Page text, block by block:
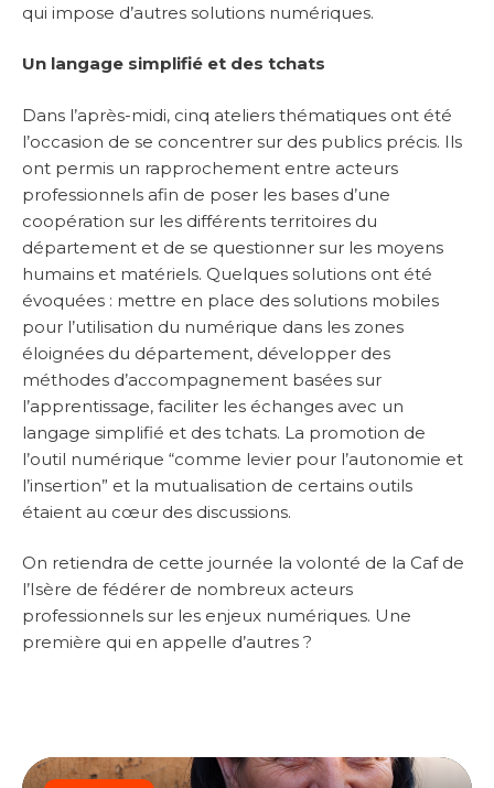
qui impose d’autres solutions numériques.
Un langage simplifié et des tchats
Dans l’après-midi, cinq ateliers thématiques ont été
l’occasion de se concentrer sur des publics précis. Ils
ont permis un rapprochement entre acteurs
professionnels afin de poser les bases d’une
coopération sur les différents territoires du
département et de se questionner sur les moyens
humains et matériels. Quelques solutions ont été
évoquées : mettre en place des solutions mobiles
pour l’utilisation du numérique dans les zones
éloignées du département, développer des
méthodes d’accompagnement basées sur
l’apprentissage, faciliter les échanges avec un
langage simplifié et des tchats. La promotion de
l’outil numérique “comme levier pour l’autonomie et
l’insertion” et la mutualisation de certains outils
étaient au cœur des discussions.
On retiendra de cette journée la volonté de la Caf de
l’Isère de fédérer de nombreux acteurs
professionnels sur les enjeux numériques. Une
première qui en appelle d’autres ?